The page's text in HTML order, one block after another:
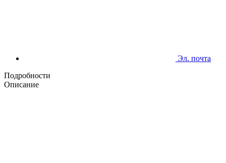
Эл. почта
Подробности
Описание